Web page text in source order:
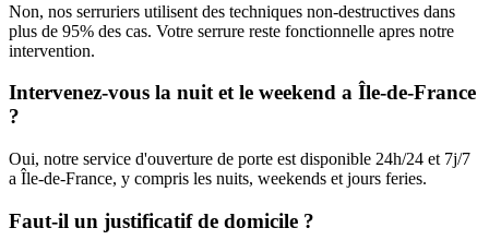
Non, nos serruriers utilisent des techniques non-destructives dans
plus de 95% des cas. Votre serrure reste fonctionnelle apres notre
intervention.
Intervenez-vous la nuit et le weekend a Île-de-France
?
Oui, notre service d'ouverture de porte est disponible 24h/24 et 7j/7
a Île-de-France, y compris les nuits, weekends et jours feries.
Faut-il un justificatif de domicile ?